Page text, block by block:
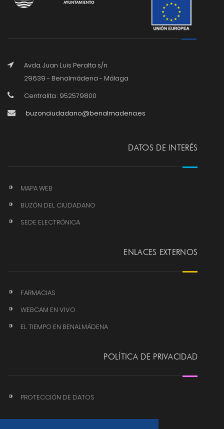
Avda. Juan Luis Peralta s/n
29639 - Benalmádena - Málaga
Centralita : 952579800
buzonciudadano@benalmadena.es
DATOS DE INTERÉS
MAPA WEB
BUZÓN DEL CIUDADANO
SEDE ELECTRÓNICA
ENLACES EXTERNOS
FARMACIAS
WEBCAM EN VIVO
EL TIEMPO EN BENALMÁDENA
POLÍTICA DE PRIVACIDAD
PROTECCIÓN DE DATOS